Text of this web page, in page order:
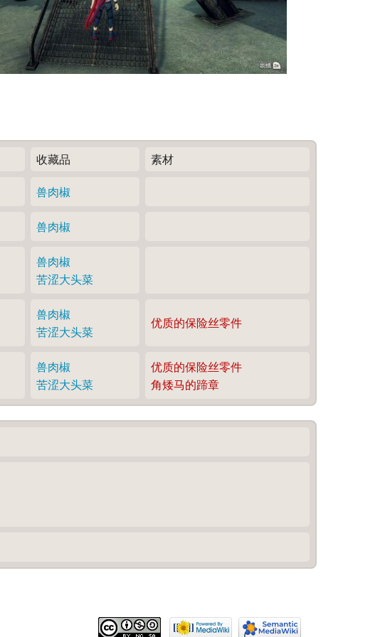
收藏品
素材
兽肉椒
兽肉椒
兽肉椒
苦涩大头菜
兽肉椒
苦涩大头菜
优质的保险丝零件
兽肉椒
苦涩大头菜
优质的保险丝零件
角矮马的蹄章